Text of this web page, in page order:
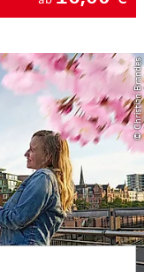
© Christian Brandes